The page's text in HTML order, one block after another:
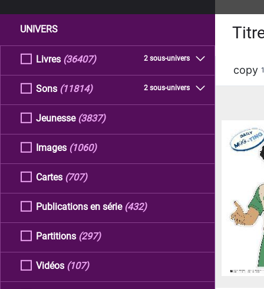
UNIVERS
Livres 2 sous-univers
(36407)
Sons 2 sous-univers
(11814)
Jeunesse (3837)
Images (1060)
Cartes (707)
Publications en série (432)
Partitions (297)
Vidéos (107)
copy